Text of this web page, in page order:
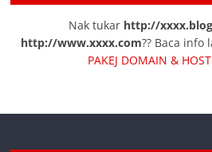
Nak tukar http://
http://www.xxxx.com?? Baca
PAKEJ DOMAIN &